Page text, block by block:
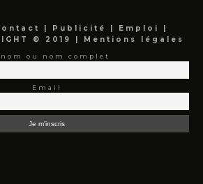
| Publicité | Emploi
|
© 2019 | Mentions légales
ou nom complet
Email